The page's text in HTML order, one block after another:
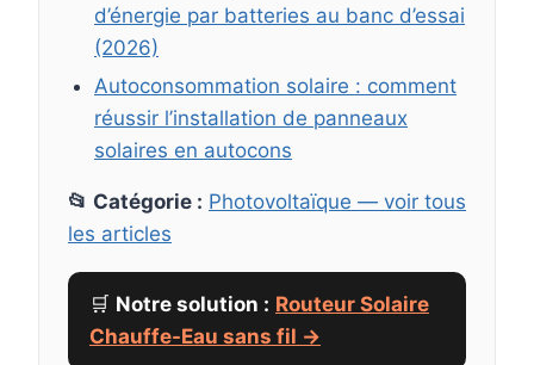
d’énergie par batteries au banc d’essai
(2026)
Autoconsommation solaire : comment
réussir l’installation de panneaux
solaires en autocons
📂 Catégorie : Photovoltaïque — voir tous
les articles
🛒 Notre solution : Routeur Solaire
Chauffe-Eau sans fil →